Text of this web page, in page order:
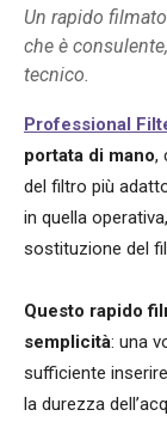
Un rapido
che è
tecnico.
Professional
portata di mano,
del filtro più
in quella
sostituzione del
Questo rapido
semplicità: una
sufficiente
la durezza